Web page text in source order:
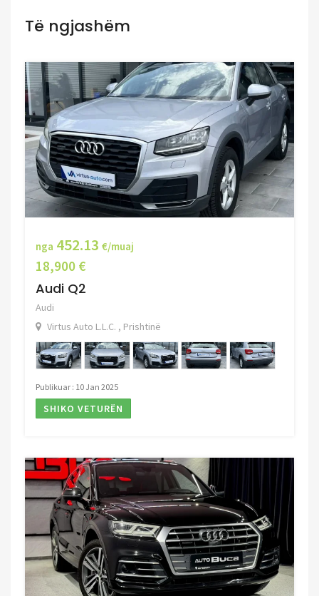
Të ngjashëm
nga 452.13 €/muaj
18,900 €
Audi Q2
Audi
Virtus Auto L.L.C. , Prishtinë
Publikuar : 10 Jan 2025
SHIKO VETURËN